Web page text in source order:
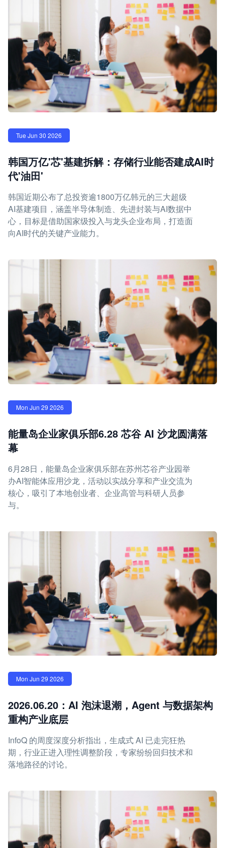
Tue Jun 30 2026
韩国万亿'芯'基建拆解：存储行业能否建成AI时
代'油田'
韩国近期公布了总投资逾1800万亿韩元的三大超级
AI基建项目，涵盖半导体制造、先进封装与AI数据中
心，目标是借助国家级投入与龙头企业布局，打造面
向AI时代的关键产业能力。
Mon Jun 29 2026
能量岛企业家俱乐部6.28 芯谷 AI 沙龙圆满落
幕
6月28日，能量岛企业家俱乐部在苏州芯谷产业园举
办AI智能体应用沙龙，活动以实战分享和产业交流为
核心，吸引了本地创业者、企业高管与科研人员参
与。
Mon Jun 29 2026
2026.06.20：AI 泡沫退潮，Agent 与数据架构
重构产业底层
InfoQ 的周度深度分析指出，生成式 AI 已走完狂热
期，行业正进入理性调整阶段，专家纷纷回归技术和
落地路径的讨论。